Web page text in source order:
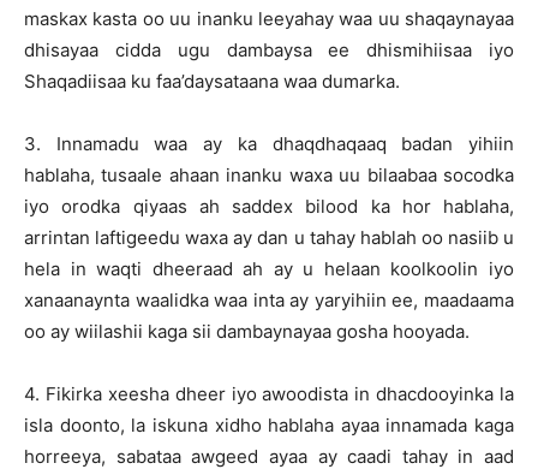
maskax kasta oo uu inanku leeyahay waa uu shaqaynayaa
dhisayaa cidda ugu dambaysa ee dhismihiisaa iyo
Shaqadiisaa ku faa’daysataana waa dumarka.
3. Innamadu waa ay ka dhaqdhaqaaq badan yihiin
hablaha, tusaale ahaan inanku waxa uu bilaabaa socodka
iyo orodka qiyaas ah saddex bilood ka hor hablaha,
arrintan laftigeedu waxa ay dan u tahay hablah oo nasiib u
hela in waqti dheeraad ah ay u helaan koolkoolin iyo
xanaanaynta waalidka waa inta ay yaryihiin ee, maadaama
oo ay wiilashii kaga sii dambaynayaa gosha hooyada.
4. Fikirka xeesha dheer iyo awoodista in dhacdooyinka la
isla doonto, la iskuna xidho hablaha ayaa innamada kaga
horreeya, sabataa awgeed ayaa ay caadi tahay in aad